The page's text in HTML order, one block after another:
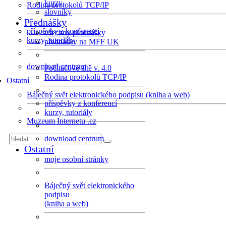
Rodina protokolů TCP/IP
příspěvky z konferencí
kurzy, tutoriály
download centrum
Ostatní
Báječný svět elektronického podpisu (kniha a web)
Muzeum Internetu .cz
kurzy
slovníky
Přednášky
všechny přednášky
přednášky na MFF UK
Počítačové sítě v. 4.0
Rodina protokolů TCP/IP
příspěvky z konferencí
kurzy, tutoriály
download centrum
Ostatní
moje osobní stránky
Báječný svět elektronického
podpisu
(kniha a web)